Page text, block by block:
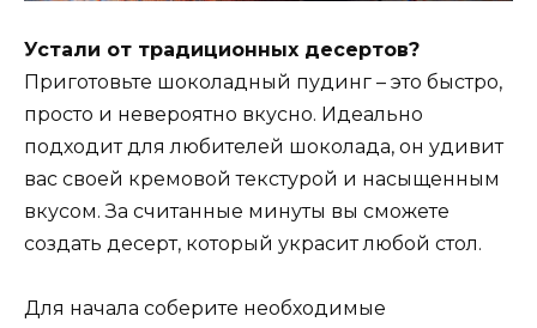
Устали от традиционных десертов?
Приготовьте шоколадный пудинг – это быстро,
просто и невероятно вкусно. Идеально
подходит для любителей шоколада, он удивит
вас своей кремовой текстурой и насыщенным
вкусом. За считанные минуты вы сможете
создать десерт, который украсит любой стол.
Для начала соберите необходимые